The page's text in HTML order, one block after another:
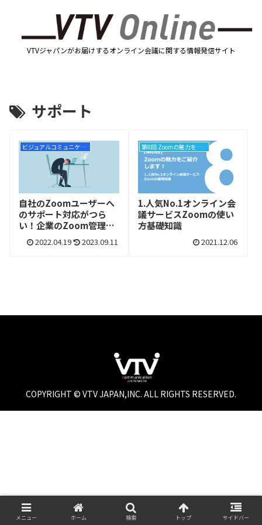
VTVジャパンがお届けするオンライン会議に関する情報発信サイト
サポート
ビジュアルコミュニケーションニュース
自社のZoomユーザーへ
のサポート対応がつら
い！企業のZoom管理者
の負担を軽減する方法と
は？2022.04.19 2023.09.11
第8回 Zoomの魅力をご紹介します！
1.人気No.1オンライン会
議サービスZoomの使い
方基礎知識
2021.12.06
COPYRIGHT © VTV JAPAN,INC. ALL RIGHTS RESERVED.
メニュー ホーム 検索 トップ サイドバー